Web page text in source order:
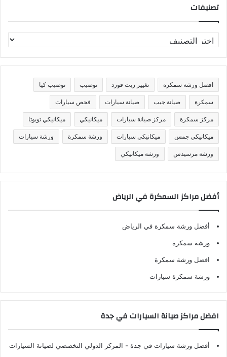
تصنيفات
ص
ن
ي
ف
ا
افضل ورشة سمكرة تغيير زيت فورد توضيب توضيب كيا
سمكرة صيانة جيب صيانة سيارات فحص سيارات
مركز سمكرة مركز صيانة سيارات ميكانيكي ميكانيكي تويوتا
ميكانيكي جمس ميكانيكي سيارات ورشة سمكرة ورشة سيارات
ورشة مرسيدس ورشة ميكانيكي
أفضل مراكز السمكرة في الرياض
أفضل ورشة سمكرة في الرياض
ورشة سمكرة
افضل ورشة سمكرة
ورشة سمكرة سيارات
افضل مراكز صيانة السيارات في جدة
أفضل ورشة سيارات في جدة - المركز الدولي التخصصي لصيانة السيارات